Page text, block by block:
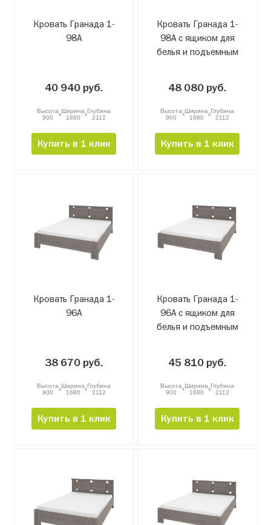
Кровать Гранада 1-
98А
40 940 руб.
Высота
900
xШирина
1880
xГлубина
2112
Купить в 1 клик
Кровать Гранада 1-
98А с ящиком для
белья и подъемным
48 080 руб.
Высота
900
xШирина
1880
xГлубина
2112
Купить в 1 клик
Кровать Гранада 1-
96А
38 670 руб.
Высота
900
xШирина
1680
xГлубина
2112
Купить в 1 клик
Кровать Гранада 1-
96А с ящиком для
белья и подъемным
45 810 руб.
Высота
900
xШирина
1680
xГлубина
2112
Купить в 1 клик